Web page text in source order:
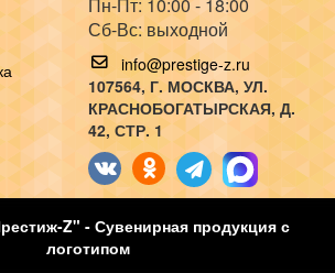
Сб-Вс: выходной
info@prestige-z.ru
107564, Г. МОСКВА, УЛ.
КРАСНОБОГАТЫРСКАЯ, Д.
42, СТР. 1
Z" - Сувенирная продукция с
логотипом